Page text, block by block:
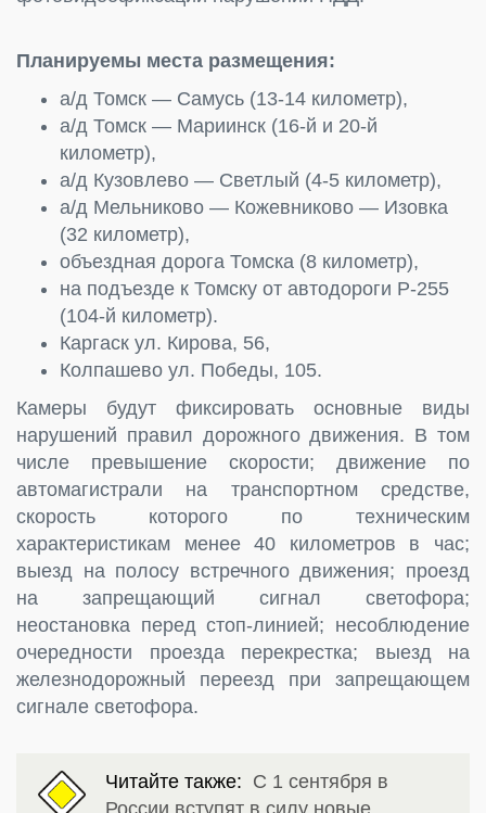
Планируемы места размещения:
а/д Томск — Самусь (13-14 километр),
а/д Томск — Мариинск (16-й и 20-й
километр),
а/д Кузовлево — Светлый (4-5 километр),
а/д Мельниково — Кожевниково — Изовка
(32 километр),
объездная дорога Томска (8 километр),
на подъезде к Томску от автодороги Р-255
(104-й километр).
Каргаск ул. Кирова, 56,
Колпашево ул. Победы, 105.
Камеры будут фиксировать основные виды
нарушений правил дорожного движения. В том
числе превышение скорости; движение по
автомагистрали на транспортном средстве,
скорость которого по техническим
характеристикам менее 40 километров в час;
выезд на полосу встречного движения; проезд
на запрещающий сигнал светофора;
неостановка перед стоп-линией; несоблюдение
очередности проезда перекрестка; выезд на
железнодорожный переезд при запрещающем
сигнале светофора.
Читайте также: С 1 сентября в
России вступят в силу новые